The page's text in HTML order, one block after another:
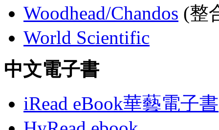
Woodhead/Chandos (整
World Scientific
中文電子書
iRead eBook華藝電子書